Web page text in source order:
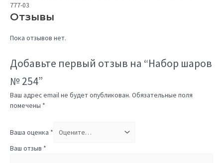
777-03
Отзывы
Пока отзывов нет.
Добавьте первый отзыв на “Набор шаров
№ 254”
Ваш адрес email не будет опубликован. Обязательные поля
помечены *
Ваша оценка *
Ваш отзыв *